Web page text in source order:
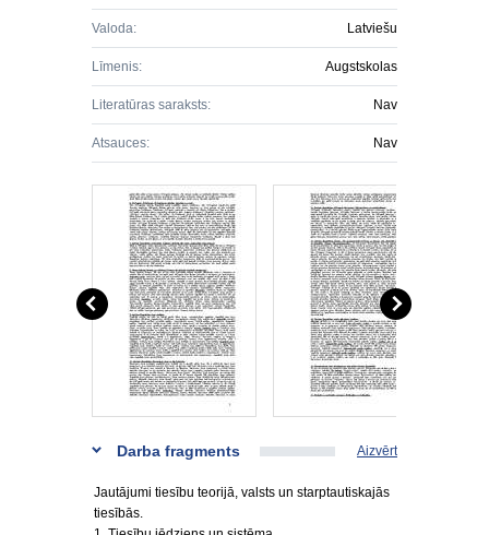
Valoda: Latviešu
Līmenis: Augstskolas
Literatūras saraksts: Nav
Atsauces: Nav
Darba fragments Aizvērt
Jautājumi tiesību teorijā, valsts un starptautiskajās
tiesībās.